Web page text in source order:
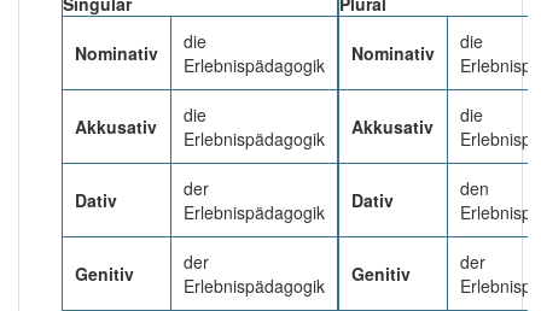
Nominativ
die
Erlebnispädagogik
Akkusativ
die
Erlebnispädagogik
Dativ
der
Erlebnispädagogik
Genitiv
der
Erlebnispädagogik
Nominativ
die
Akkusativ
die
Dativ
den
Genitiv
der